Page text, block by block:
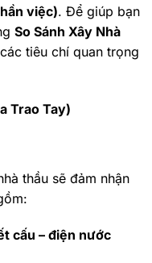
việc). Để giúp bạn
So Sánh Xây Nhà
tiêu chí quan trọng
Trao Tay)
thầu sẽ đảm nhận
cấu – điện nước